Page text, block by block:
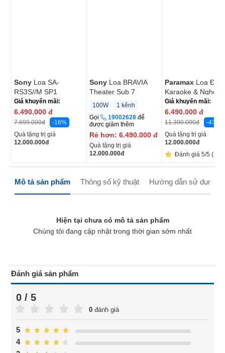
Sony Loa SA-
RS3S//M SP1
Giá khuyến mãi:
6.490.000 đ
7.699.000đ
-16%
Quà tặng trị giá
12.000.000đ
Sony Loa BRAVIA
Theater Sub 7
100W 1 kênh
Gọi 19002628 để
được giảm thêm
Rẻ hơn: 6.490.000 đ
Quà tặng trị giá
12.000.000đ
Paramax Loa
Karaoke & Nghe
Nhạc LX-2800
Giá khuyến mãi:
6.490.000 đ
11.390.000đ
-43%
Quà tặng trị giá
12.000.000đ
Đánh giá 5/5 (3)
Mô tả sản phẩm Thông số kỹ thuật Hướng dẫn sử dụng
Hiện tại chưa có mô tả sản phẩm
Chúng tôi đang cập nhật trong thời gian sớm nhất
Đánh giá sản phẩm
0 / 5
0 đánh giá
4
5